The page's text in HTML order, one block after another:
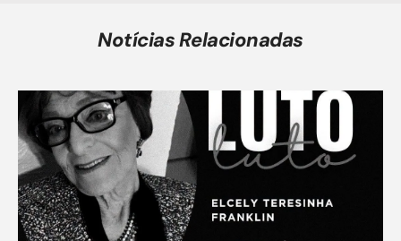
Notícias Relacionadas